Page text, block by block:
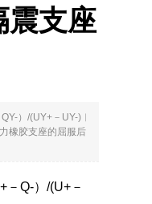
震支座
）/(UY+－UY-)︱
橡胶支座的屈服后
Q-）/(U+－